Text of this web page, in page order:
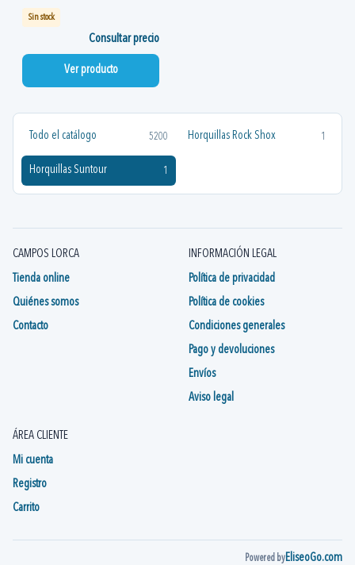
Todo el catálogo 5200 Horquillas Rock Shox 1
Horquillas Suntour 1
Sin stock
Consultar precio
Ver producto
CAMPOS LORCA
Tienda online
Quiénes somos
Contacto
INFORMACIÓN LEGAL
Política de privacidad
Política de cookies
Condiciones generales
Pago y devoluciones
Envíos
Aviso legal
ÁREA CLIENTE
Mi cuenta
Registro
Carrito
Powered byEliseoGo.com